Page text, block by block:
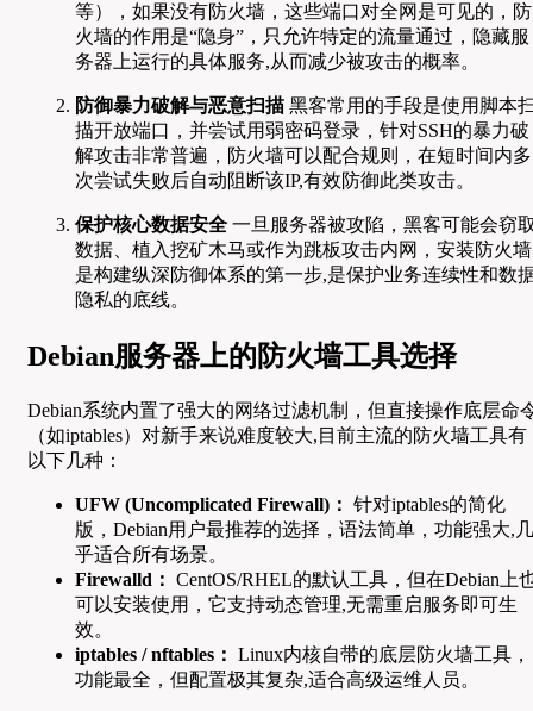
等），如果没有防火墙，这些端口对全网是可见的，防
火墙的作用是“隐身”，只允许特定的流量通过，隐藏服
务器上运行的具体服务,从而减少被攻击的概率。
防御暴力破解与恶意扫描 黑客常用的手段是使用脚本
描开放端口，并尝试用弱密码登录，针对SSH的暴力破
解攻击非常普遍，防火墙可以配合规则，在短时间内多
次尝试失败后自动阻断该IP,有效防御此类攻击。
保护核心数据安全 一旦服务器被攻陷，黑客可能会窃
数据、植入挖矿木马或作为跳板攻击内网，安装防火墙
是构建纵深防御体系的第一步,是保护业务连续性和数
隐私的底线。
Debian服务器上的防火墙工具选择
Debian系统内置了强大的网络过滤机制，但直接操作底层命
（如iptables）对新手来说难度较大,目前主流的防火墙工具有
以下几种：
UFW (Uncomplicated Firewall)： 针对iptables的简化
版，Debian用户最推荐的选择，语法简单，功能强大,几
乎适合所有场景。
Firewalld： CentOS/RHEL的默认工具，但在Debian上
可以安装使用，它支持动态管理,无需重启服务即可生
效。
iptables / nftables： Linux内核自带的底层防火墙工具，
功能最全，但配置极其复杂,适合高级运维人员。